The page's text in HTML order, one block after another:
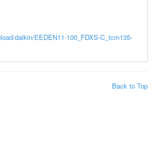
daikin/EEDEN11-100_FDXS-C_tcm135-
Back to Top